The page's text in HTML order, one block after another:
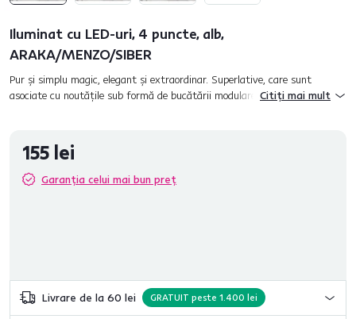
Iluminat cu LED-uri, 4 puncte, alb,
ARAKA/MENZO/SIBER
Pur şi simplu magic, elegant şi extraordinar. Superlative, care sunt
asociate cu noutăţile sub formă de bucătării modulareARAKA, MENZO şi
Citiți mai mult
155 lei
Garanția celui mai bun preț
Livrare de la 60 lei GRATUIT peste 1.400 lei